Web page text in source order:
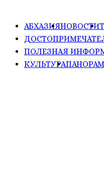
АБХАЗИЯНОВОСТИ
ПОЛЕЗНАЯ
КУЛЬТУРА